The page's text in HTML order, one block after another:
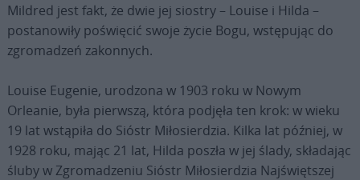
Mildred jest fakt, że dwie jej siostry – Louise i Hilda –
postanowiły poświęcić swoje życie Bogu, wstępując do
zgromadzeń zakonnych.
Louise Eugenie, urodzona w 1903 roku w Nowym
Orleanie, była pierwszą, która podjęła ten krok: w wieku
19 lat wstąpiła do Sióstr Miłosierdzia. Kilka lat później, w
1928 roku, mając 21 lat, Hilda poszła w jej ślady, składając
śluby w Zgromadzeniu Sióstr Miłosierdzia Najświętszej